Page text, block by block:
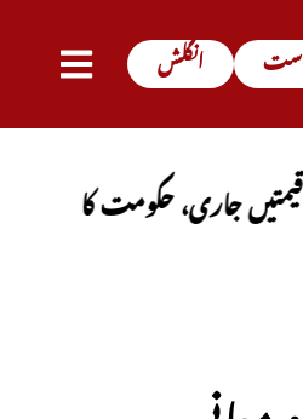
انگلش
حکومت کا باضابطہ اعلان